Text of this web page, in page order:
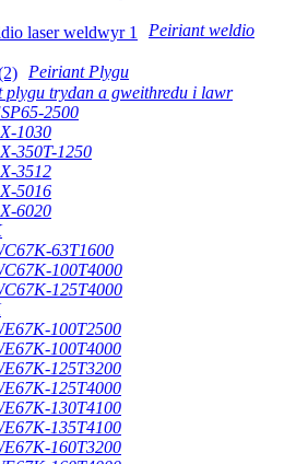
Peiriant weldio
Peiriant Plygu
plygu trydan a gweithredu i lawr
2500
1030
350T-1250
3512
5016
6020
63T1600
100T4000
125T4000
100T2500
100T4000
125T3200
125T4000
130T4100
135T4100
160T3200